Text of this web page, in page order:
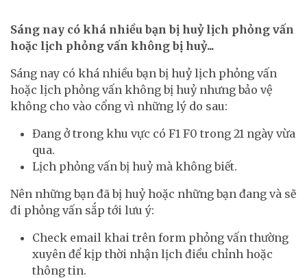
Sáng nay có khá nhiều bạn bị huỷ lịch phỏng vấn
hoặc lịch phỏng vấn không bị huỷ...
Sáng nay có khá nhiều bạn bị huỷ lịch phỏng vấn
hoặc lịch phỏng vấn không bị huỷ nhưng bảo vệ
không cho vào cổng vì những lý do sau:
Đang ở trong khu vực có F1 F0 trong 21 ngày vừa
qua.
Lịch phỏng vấn bị huỷ mà không biết.
Nên những bạn đã bị huỷ hoặc những bạn đang và sẽ
đi phỏng vấn sắp tới lưu ý:
Check email khai trên form phỏng vấn thường
xuyên để kịp thời nhận lịch điều chỉnh hoặc
thông tin.